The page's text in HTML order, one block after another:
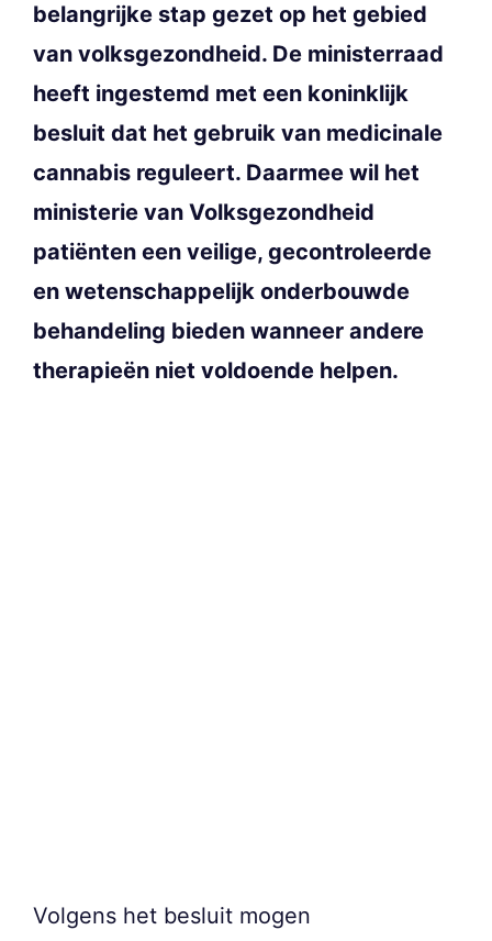
belangrijke stap gezet op het gebied
van volksgezondheid. De ministerraad
heeft ingestemd met een koninklijk
besluit dat het gebruik van medicinale
cannabis reguleert. Daarmee wil het
ministerie van Volksgezondheid
patiënten een veilige, gecontroleerde
en wetenschappelijk onderbouwde
behandeling bieden wanneer andere
therapieën niet voldoende helpen.
Volgens het besluit mogen